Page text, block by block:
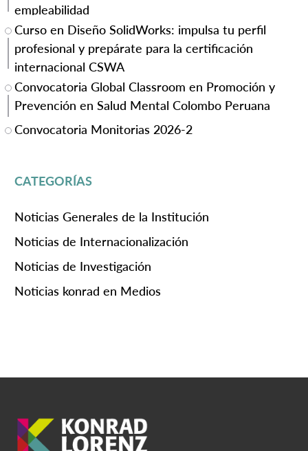
empleabilidad
Curso en Diseño SolidWorks: impulsa tu perfil
profesional y prepárate para la certificación
internacional CSWA
Convocatoria Global Classroom en Promoción y
Prevención en Salud Mental Colombo Peruana
Convocatoria Monitorias 2026-2
CATEGORÍAS
Noticias Generales de la Institución
Noticias de Internacionalización
Noticias de Investigación
Noticias konrad en Medios